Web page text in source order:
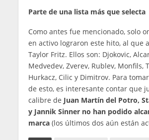
Parte de una lista más que selecta
Como antes fue mencionado, solo
en activo lograron este hito, al que
Taylor Fritz. Ellos son: Djokovic,
Medvedev, Zverev, Rublev, Monfils,
Hurkacz, Cilic y Dimitrov. Para
de esto, es interesante contar que
calibre de Juan Martín del Potro,
y Jannik Sinner no han podido
marca(los últimos dos aún están